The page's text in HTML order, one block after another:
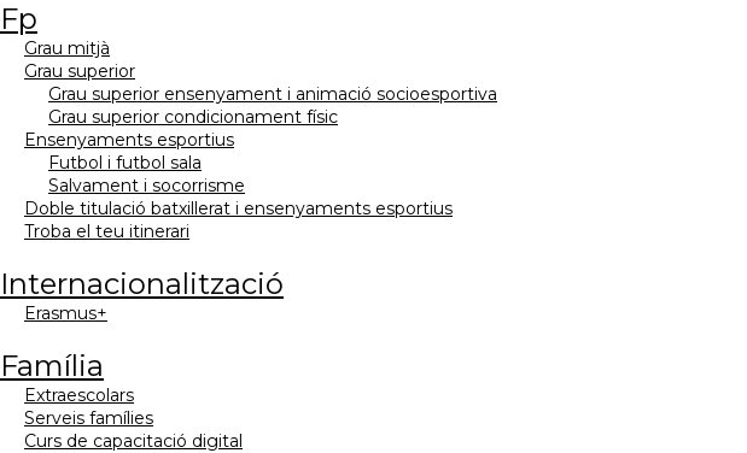
fp
grau mitjà
grau superior
grau superior ensenyament i animació socioesportiva
grau superior condicionament físic
ensenyaments esportius
futbol i futbol sala
salvament i socorrisme
doble titulació batxillerat i ensenyaments esportius
troba el teu itinerari
internacionalització
erasmus+
família
extraescolars
serveis famílies
curs de capacitació digital